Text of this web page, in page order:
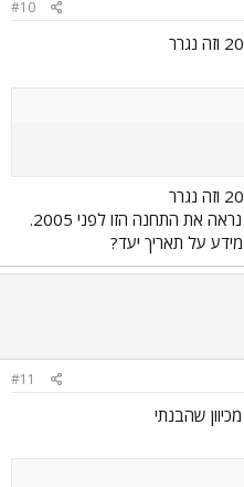
#10
לסוף 2004. אני בספק אם נראה את התחנה הזו לפני 2005.
על תאריך יעד?
#11